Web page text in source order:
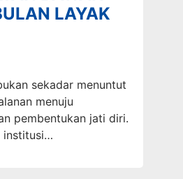
LAYAK
sekadar menuntut
menuju
pembentukan jati diri.
institusi…